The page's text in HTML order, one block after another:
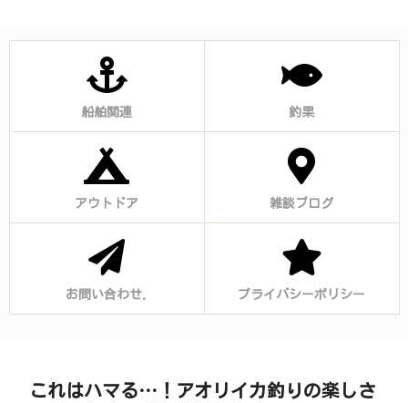
船舶関連 釣果
アウトドア 雑談ブログ
お問い合わせ. プライバシーポリシー
これはハマる…！アオリイカ釣りの楽しさ